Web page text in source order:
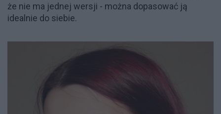
że nie ma jednej wersji - można dopasować ją
idealnie do siebie.